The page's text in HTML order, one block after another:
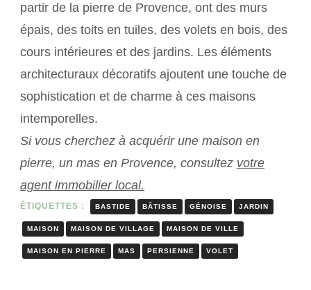
partir de la pierre de Provence, ont des murs
épais, des toits en tuiles, des volets en bois, des
cours intérieures et des jardins. Les éléments
architecturaux décoratifs ajoutent une touche de
sophistication et de charme à ces maisons
intemporelles.
Si vous cherchez à acquérir une maison en
pierre, un mas en Provence, consultez votre
agent immobilier local.
ÉTIQUETTES : BASTIDE BÂTISSE GÉNOISE JARDIN
MAISON MAISON DE VILLAGE MAISON DE VILLE
MAISON EN PIERRE MAS PERSIENNE VOLET